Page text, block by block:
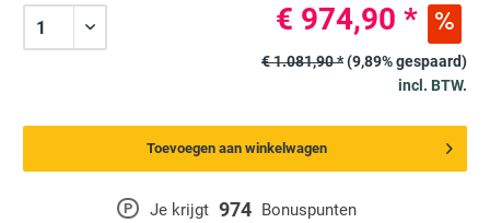
P Je krijgt 974 Bonuspunten
€ 974,90 *
€ 1.081,90 *(9,89% gespaard)
incl. BTW.
Toevoegen aan winkelwagen